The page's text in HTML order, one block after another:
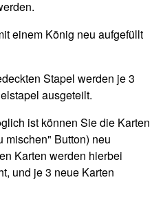
einem König neu aufgefüllt
Stapel werden je 3
ausgeteilt.
ist können Sie die Karten
mischen" Button) neu
Karten werden hierbei
und je 3 neue Karten